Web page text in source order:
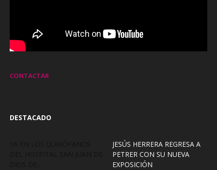
CONTACTAR
DESTACADO
JESÚS HERRERA REGRESA A
PETRER CON SU NUEVA
EXPOSICIÓN